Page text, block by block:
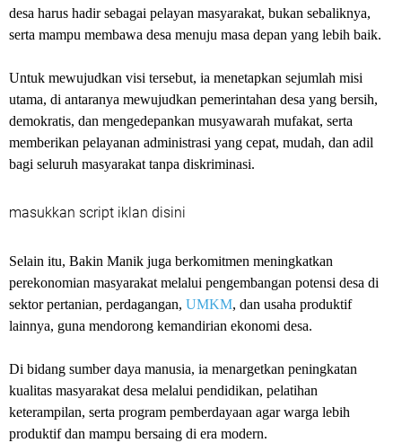
desa harus hadir sebagai pelayan masyarakat, bukan sebaliknya,
serta mampu membawa desa menuju masa depan yang lebih baik.
Untuk mewujudkan visi tersebut, ia menetapkan sejumlah misi
utama, di antaranya mewujudkan pemerintahan desa yang bersih,
demokratis, dan mengedepankan musyawarah mufakat, serta
memberikan pelayanan administrasi yang cepat, mudah, dan adil
bagi seluruh masyarakat tanpa diskriminasi.
masukkan script iklan disini
Selain itu, Bakin Manik juga berkomitmen meningkatkan
perekonomian masyarakat melalui pengembangan potensi desa di
sektor pertanian, perdagangan, UMKM, dan usaha produktif
lainnya, guna mendorong kemandirian ekonomi desa.
Di bidang sumber daya manusia, ia menargetkan peningkatan
kualitas masyarakat desa melalui pendidikan, pelatihan
keterampilan, serta program pemberdayaan agar warga lebih
produktif dan mampu bersaing di era modern.